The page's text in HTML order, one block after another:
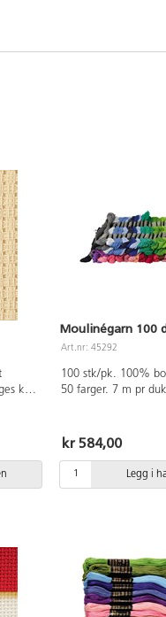
kun
Moulinégarn 100
Art.nr: 45292
100 stk/pk. 100%
50 farger. 7 m pr
kr 584,00
Legg i